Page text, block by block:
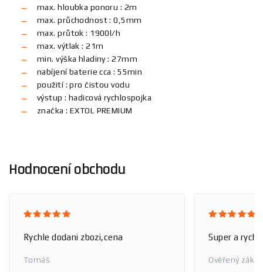
max. hloubka ponoru : 2m
max. průchodnost : 0,5mm
max. průtok : 1900l/h
max. výtlak : 21m
min. výška hladiny : 27mm
nabíjení baterie cca : 55min
použití : pro čistou vodu
výstup : hadicová rychlospojka
značka : EXTOL PREMIUM
Hodnocení obchodu
Rychle dodani zbozi,cena
Tomáš
Super a
Ověřený